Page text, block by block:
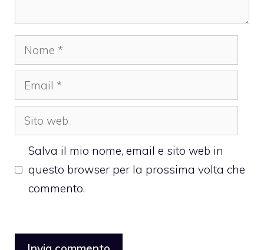
Nome
Email
Sito
web
Salva il mio nome, email e sito web in
questo browser per la prossima volta che
commento.